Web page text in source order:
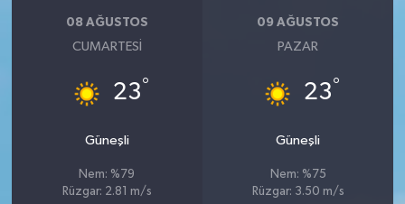
08 AĞUSTOS
CUMARTESI
23°
Güneşli
Nem: %79
Rüzgar: 2.81 m/s
09 AĞUSTOS
PAZAR
23°
Güneşli
Nem: %75
Rüzgar: 3.50 m/s